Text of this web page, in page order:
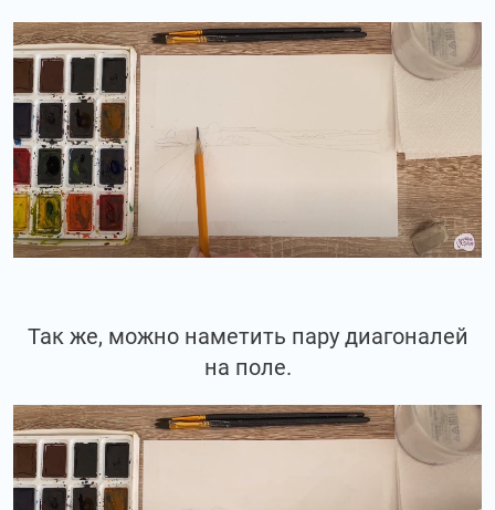
Так же, можно наметить пару диагоналей
на поле.